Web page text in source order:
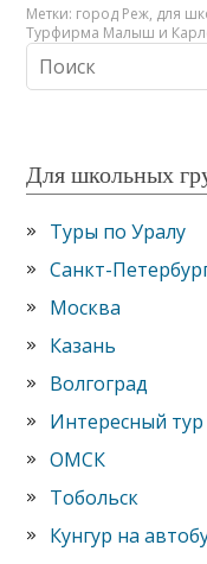
Метки: город Реж, для
Турфирма Малыш и
Для школьных
Туры по Уралу
Санкт-
Москва
Казань
Волгоград
Интересный
ОМСК
Тобольск
Кунгур на